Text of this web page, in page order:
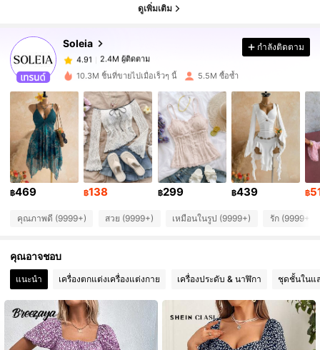
ดูเพิ่มเติม
Soleia
2.4M ผู้ติดตาม
2.4M ผู้ติดตาม
p***3 จ่าย1 วันที่ผ่านมา
4.91 2.4M ผู้ติดตาม
4.91 2.4M ผู้ติดตาม
4.91 2.4M ผู้ติดตาม
2.4M ผู้ติดตาม
4.91 2.4M ผู้ติดตาม
กำลังติดตาม
10.3M ชิ้นที่ขายไปเมื่อเร็วๆ นี้ 5.5M ซื้อซ้ำ
฿469 ฿138 ฿299 ฿439 ฿
คุณภาพดี (9999+) สวย (9999+) เหมือนในรูป (9999+) รัก (9999+)
คุณอาจชอบ
แนะนำ เครื่องตกแต่งเครื่องแต่งกาย เครื่องประดับ & นาฬิกา ชุดชั้นในแ